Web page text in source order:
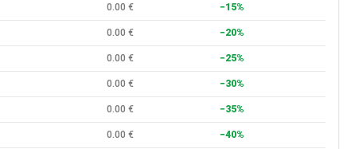
0.00 € −15%
0.00 € −20%
0.00 € −25%
0.00 € −30%
0.00 € −35%
0.00 € −40%